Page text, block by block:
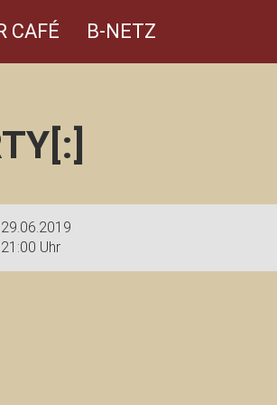
CAFÉ B-NETZ
29.06.2019
21:00 Uhr